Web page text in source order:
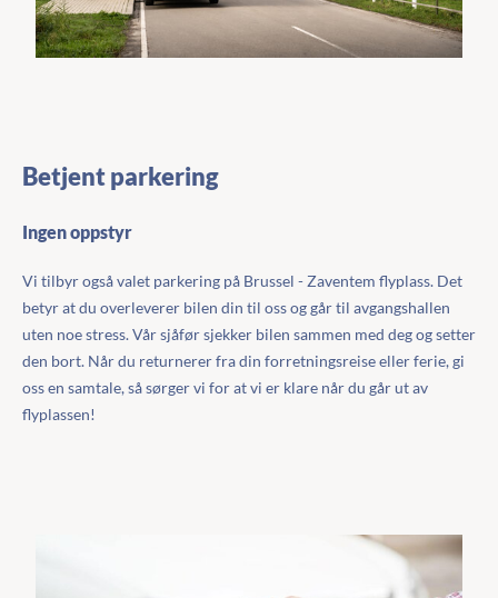
Betjent parkering
Ingen oppstyr
Vi tilbyr også valet parkering på Brussel - Zaventem flyplass. Det
betyr at du overleverer bilen din til oss og går til avgangshallen
uten noe stress. Vår sjåfør sjekker bilen sammen med deg og setter
den bort. Når du returnerer fra din forretningsreise eller ferie, gi
oss en samtale, så sørger vi for at vi er klare når du går ut av
flyplassen!